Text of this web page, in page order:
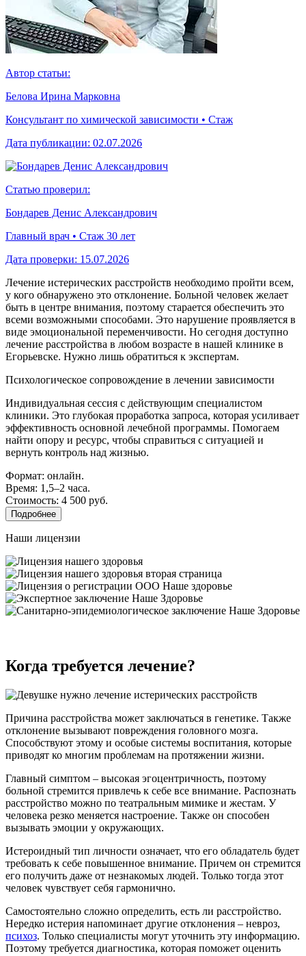
Автор статьи:
Белова Ирина Марковна
Консультант по химической зависимости • Стаж
Дата публикации: 02.07.2026
Статью проверил:
Бондарев Денис Александрович
Главный врач • Стаж 30 лет
Дата проверки: 15.07.2026
Лечение истерических расстройств необходимо пройти всем,
у кого обнаружено это отклонение. Больной человек желает
быть в центре внимания, поэтому старается обеспечить это
всеми возможными способами. Это нарушение проявляется в
виде эмоциональной переменчивости. Но сегодня доступно
лечение расстройства в любом возрасте в нашей клинике в
Егорьевске. Нужно лишь обратиться к экспертам.
Психологическое сопровождение в лечении зависимости
Индивидуальная сессия с действующим специалистом
клиники. Это глубокая проработка запроса, которая усиливает
эффективность основной лечебной программы. Помогаем
найти опору и ресурс, чтобы справиться с ситуацией и
вернуть контроль над жизнью.
Формат: онлайн.
Время: 1,5–2 часа.
Стоимость: 4 500 руб.
Подробнее
Наши лицензии
Когда требуется лечение?
Причина расстройства может заключаться в генетике. Также
отклонение вызывают повреждения головного мозга.
Способствуют этому и особые системы воспитания, которые
приводят ко многим проблемам на протяжении жизни.
Главный симптом – высокая эгоцентричность, поэтому
больной стремится привлечь к себе все внимание. Распознать
расстройство можно по театральным мимике и жестам. У
человека резко меняется настроение. Также он способен
вызывать эмоции у окружающих.
Истероидный тип личности означает, что его обладатель будет
требовать к себе повышенное внимание. Причем он стремится
его получить даже от незнакомых людей. Только тогда этот
человек чувствует себя гармонично.
Самостоятельно сложно определить, есть ли расстройство.
Нередко истерия напоминает другие отклонения – невроз,
психоз. Только специалисты могут уточнить эту информацию.
Поэтому требуется диагностика, которая поможет оценить